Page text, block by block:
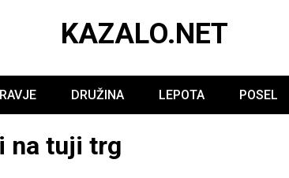
KAZALO.NET
DRUŽINA LEPOTA POSEL
na tuji trg